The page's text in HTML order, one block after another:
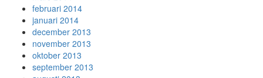
februari 2014
januari 2014
december 2013
november 2013
oktober 2013
september 2013